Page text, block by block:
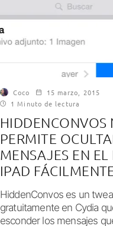
Coco
15 marzo, 2015
1 Minuto de lectura
HIDDENCONVOS
PERMITE
MENSAJES EN
IPAD
HiddenConvos es un
gratuitamente en Cydia
esconder los mensajes